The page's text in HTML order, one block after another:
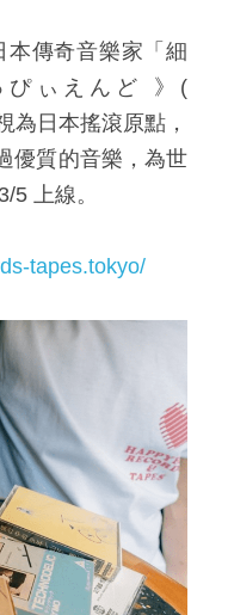
本傳奇音樂家「細
ぴぃえんど 》(
為日本搖滾原點，
優質的音樂，為世
5 上線。​​
tapes.tokyo/​